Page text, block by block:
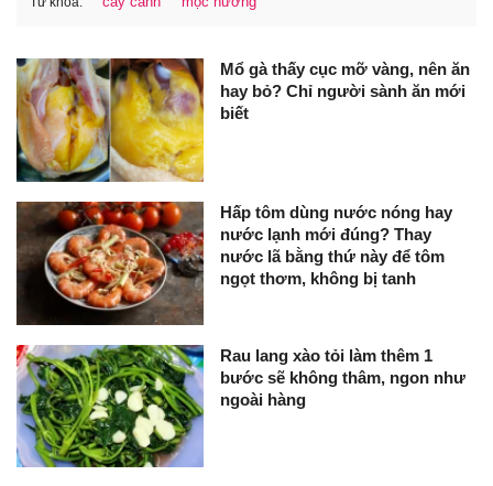
Mổ gà thấy cục mỡ vàng, nên ăn
hay bỏ? Chỉ người sành ăn mới
biết
Hấp tôm dùng nước nóng hay
nước lạnh mới đúng? Thay
nước lã bằng thứ này để tôm
ngọt thơm, không bị tanh
Rau lang xào tỏi làm thêm 1
bước sẽ không thâm, ngon như
ngoài hàng